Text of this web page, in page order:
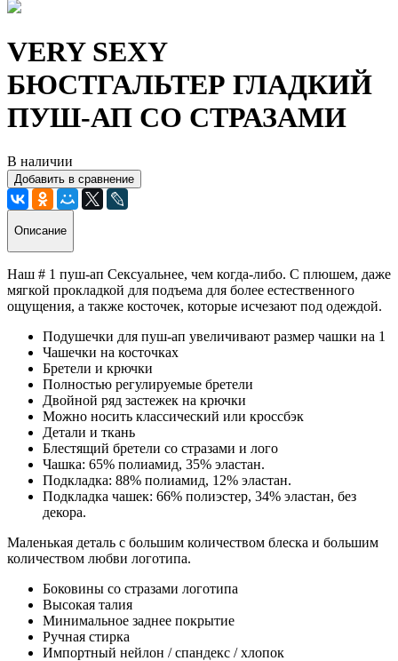
VERY SEXY
БЮСТГАЛЬТЕР ГЛАДКИЙ
ПУШ-АП СО СТРАЗАМИ
В наличии
Добавить в сравнение
Описание
Наш # 1 пуш-ап Сексуальнее, чем когда-либо. С плюшем, даже
мягкой прокладкой для подъема для более естественного
ощущения, а также косточек, которые исчезают под одеждой.
Подушечки для пуш-ап увеличивают размер чашки на 1
Чашечки на косточках
Бретели и крючки
Полностью регулируемые бретели
Двойной ряд застежек на крючки
Можно носить классический или кроссбэк
Детали и ткань
Блестящий бретели со стразами и лого
Чашка: 65% полиамид, 35% эластан.
Подкладка: 88% полиамид, 12% эластан.
Подкладка чашек: 66% полиэстер, 34% эластан, без
декора.
Маленькая деталь с большим количеством блеска и большим
количеством любви логотипа.
Боковины со стразами логотипа
Высокая талия
Минимальное заднее покрытие
Ручная стирка
Импортный нейлон / спандекс / хлопок